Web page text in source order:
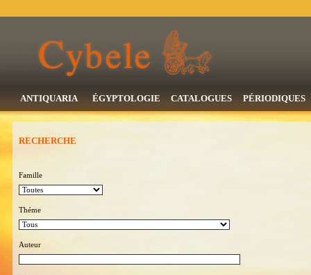
ANTIQUARIA ÉGYPTOLOGIE CATALOGUES PÉRIODIQUES
RECHERCHE
Famille
Théme
Auteur